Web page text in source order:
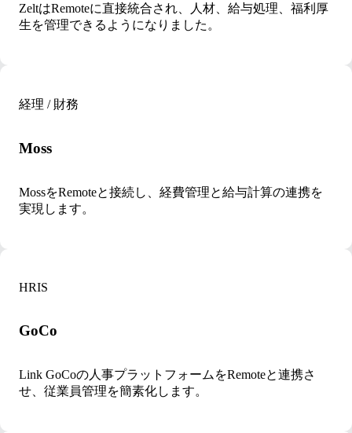
ZeltはRemoteに直接統合され、人材、給与処理、福利厚
生を管理できるようになりました。
経理 / 財務
Moss
MossをRemoteと接続し、経費管理と給与計算の連携を
実現します。
HRIS
GoCo
Link GoCoの人事プラットフォームをRemoteと連携さ
せ、従業員管理を簡素化します。